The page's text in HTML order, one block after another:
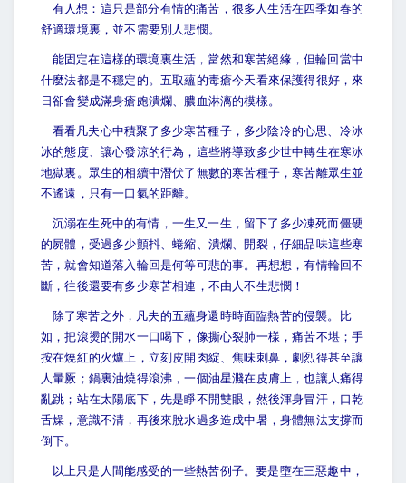
有人想：這只是部分有情的痛苦，很多人生活在四季如春的
舒適環境裏，並不需要別人悲憫。
能固定在這樣的環境裏生活，當然和寒苦絕緣，但輪回當中
什麼法都是不穩定的。五取蘊的毒瘡今天看來保護得很好，來
日卻會變成滿身瘡皰潰爛、膿血淋漓的模樣。
看看凡夫心中積聚了多少寒苦種子，多少陰冷的心思、冷冰
冰的態度、讓心發涼的行為，這些將導致多少世中轉生在寒冰
地獄裏。眾生的相續中潛伏了無數的寒苦種子，寒苦離眾生並
不遙遠，只有一口氣的距離。
沉溺在生死中的有情，一生又一生，留下了多少凍死而僵硬
的屍體，受過多少顫抖、蜷縮、潰爛、開裂，仔細品味這些寒
苦，就會知道落入輪回是何等可悲的事。再想想，有情輪回不
斷，往後還要有多少寒苦相連，不由人不生悲憫！
除了寒苦之外，凡夫的五蘊身還時時面臨熱苦的侵襲。比
如，把滾燙的開水一口喝下，像撕心裂肺一樣，痛苦不堪；手
按在燒紅的火爐上，立刻皮開肉綻、焦味刺鼻，劇烈得甚至讓
人暈厥；鍋裏油燒得滾沸，一個油星濺在皮膚上，也讓人痛得
亂跳；站在太陽底下，先是睜不開雙眼，然後渾身冒汗，口乾
舌燥，意識不清，再後來脫水過多造成中暑，身體無法支撐而
倒下。
以上只是人間能感受的一些熱苦例子。要是墮在三惡趣中，